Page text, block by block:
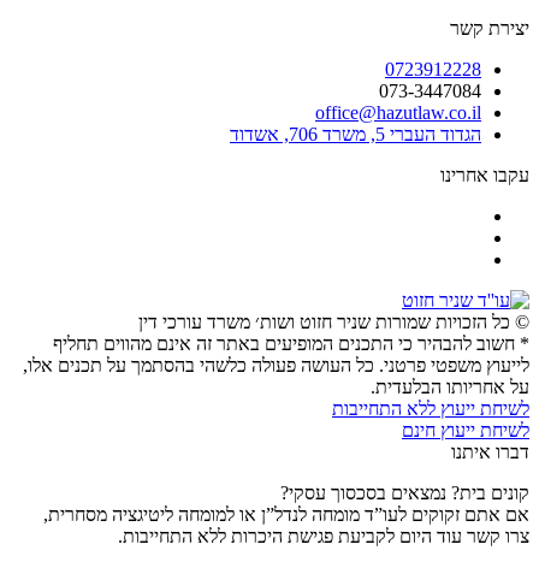
יצירת קשר
0723912228
073-3447084
office@hazutlaw.co.il
הגדוד העברי 5, משרד 706, אשדוד
עקבו אחרינו
© כל הזכויות שמורות שניר חזוט ושות׳ משרד עורכי דין
* חשוב להבהיר כי התכנים המופיעים באתר זה אינם מהווים תחליף
לייעוץ משפטי פרטני. כל העושה פעולה כלשהי בהסתמך על תכנים אלו,
על אחריותו הבלעדית.
לשיחת ייעוץ ללא התחייבות
לשיחת ייעוץ חינם
דברו איתנו
קונים בית? נמצאים בסכסוך עסקי?
אם אתם זקוקים לעו”ד מומחה לנדל”ן או למומחה ליטיגציה מסחרית,
צרו קשר עוד היום לקביעת פגישת היכרות ללא התחייבות.